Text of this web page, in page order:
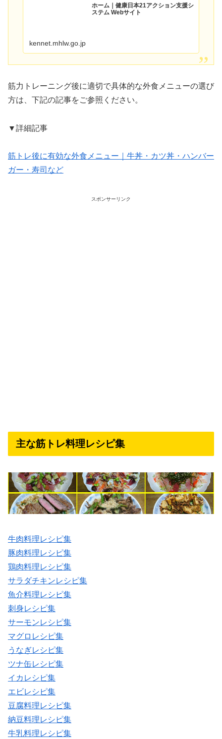
ホーム｜健康日本21アクション支援シ
ステム Webサイト
kennet.mhlw.go.jp
筋力トレーニング後に適切で具体的な外食メニューの選び
方は、下記の記事をご参照ください。
▼詳細記事
筋トレ後に有効な外食メニュー｜牛丼・カツ丼・ハンバー
ガー・寿司など
スポンサーリンク
主な筋トレ料理レシピ集
牛肉料理レシピ集
豚肉料理レシピ集
鶏肉料理レシピ集
サラダチキンレシピ集
魚介料理レシピ集
刺身レシピ集
サーモンレシピ集
マグロレシピ集
うなぎレシピ集
ツナ缶レシピ集
イカレシピ集
エビレシピ集
豆腐料理レシピ集
納豆料理レシピ集
牛乳料理レシピ集